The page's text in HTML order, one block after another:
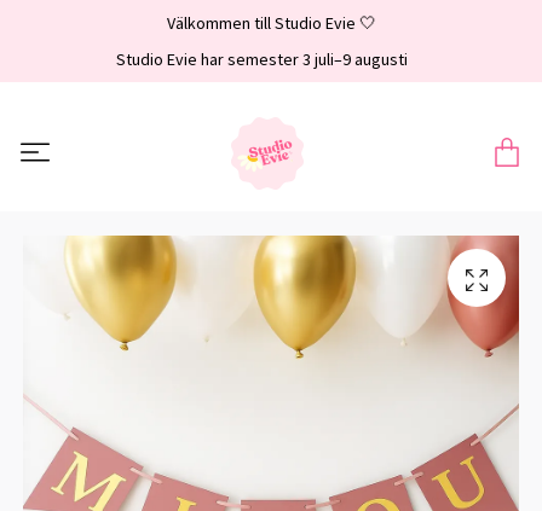
Välkommen till Studio Evie 🤍
Studio Evie har semester 3 juli–9 augusti